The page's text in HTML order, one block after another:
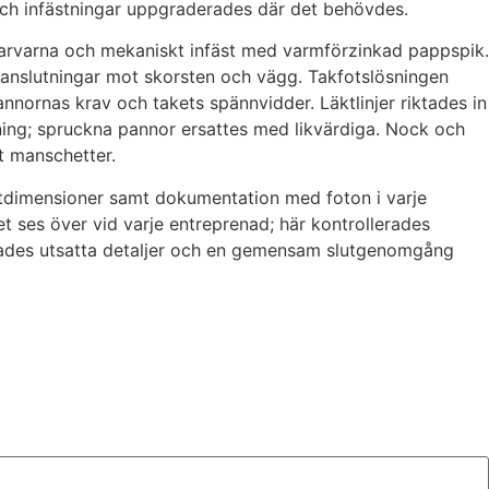
infästningar uppgraderades där det behövdes.
och mekaniskt infäst med varmförzinkad pappspik.
mot skorsten och vägg. Takfotslösningen
krav och takets spännvidder. Läktlinjer riktades in
spruckna pannor ersattes med likvärdiga. Nock och
samt dokumentation med foton i varje
ses över vid varje entreprenad; här kontrollerades
utsatta detaljer och en gemensam slutgenomgång